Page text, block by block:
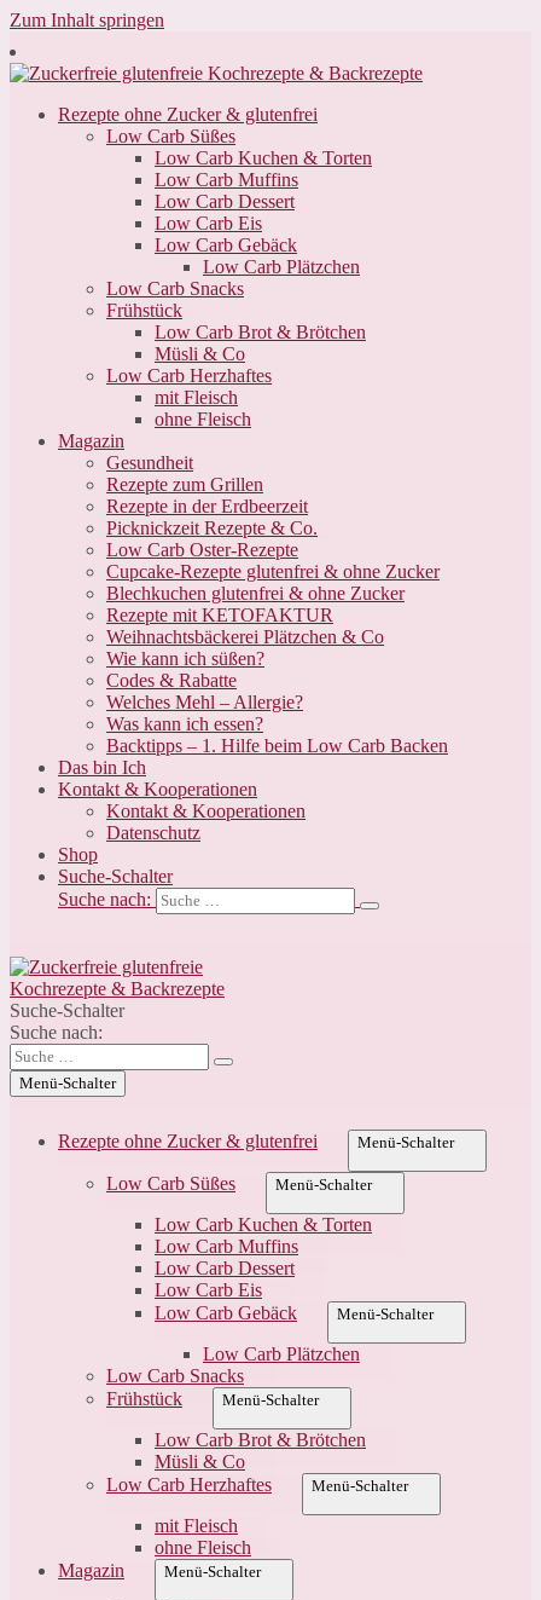
Zum Inhalt springen
Rezepte ohne Zucker & glutenfrei
Low Carb Süßes
Low Carb Kuchen & Torten
Low Carb Muffins
Low Carb Dessert
Low Carb Eis
Low Carb Gebäck
Low Carb Plätzchen
Low Carb Snacks
Frühstück
Low Carb Brot & Brötchen
Müsli & Co
Low Carb Herzhaftes
mit Fleisch
ohne Fleisch
Magazin
Gesundheit
Rezepte zum Grillen
Rezepte in der Erdbeerzeit
Picknickzeit Rezepte & Co.
Low Carb Oster-Rezepte
Cupcake-Rezepte glutenfrei & ohne Zucker
Blechkuchen glutenfrei & ohne Zucker
Rezepte mit KETOFAKTUR
Weihnachtsbäckerei Plätzchen & Co
Wie kann ich süßen?
Codes & Rabatte
Welches Mehl – Allergie?
Was kann ich essen?
Backtipps – 1. Hilfe beim Low Carb Backen
Das bin Ich
Kontakt & Kooperationen
Kontakt & Kooperationen
Datenschutz
Shop
Suche-Schalter
Suche nach:
Suche-Schalter
Suche nach:
Menü-Schalter
Rezepte ohne Zucker & glutenfrei Menü-Schalter
Low Carb Süßes Menü-Schalter
Low Carb Kuchen & Torten
Low Carb Muffins
Low Carb Dessert
Low Carb Eis
Low Carb Gebäck
Menü-Schalter
Low Carb Plätzchen
Low Carb Snacks
Frühstück
Menü-Schalter
Low Carb Brot & Brötchen
Müsli & Co
Low Carb Herzhaftes
Menü-Schalter
mit Fleisch
ohne Fleisch
Magazin
Menü-Schalter